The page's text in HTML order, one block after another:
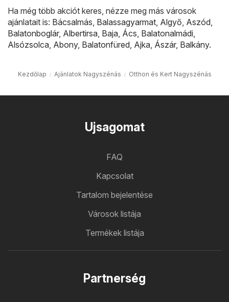
Ha még több akciót keres, nézze meg más városok
ajánlatait is: Bácsalmás Balassagyarmat Algyő Aszód
Balatonboglár, Albertirsa Baja Ács Balatonalmádi
Alsózsolca Abony, Balatonfüred Ajka Ászár, Balkány.
Kezdőlap Ajánlatok Nagyszénás Otthon és Kert Nagyszénás
Ujsagomat
FAQ
Kapcsolat
Tartalom bejelentése
Városok listája
Termékek listája
Partnerség